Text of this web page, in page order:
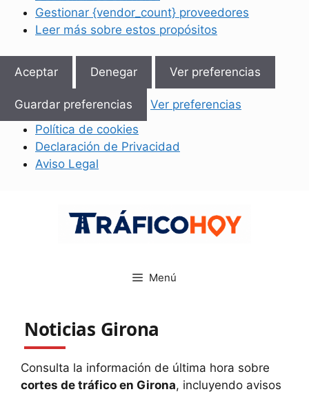
Gestionar {vendor_count} proveedores
Leer más sobre estos propósitos
Aceptar Denegar Ver preferencias
Guardar preferencias
Ver preferencias
Política de cookies
Declaración de Privacidad
Aviso Legal
Menú
Noticias Girona
Consulta la información de última hora sobre
cortes de tráfico en Girona, incluyendo avisos